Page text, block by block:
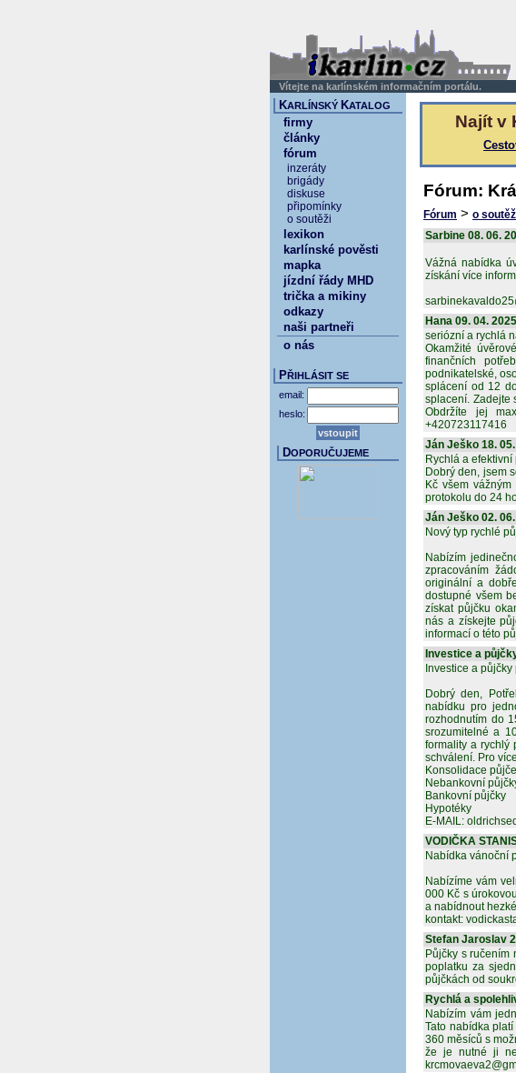
Vítejte na karlínském informačním portálu.
Najít v
Fórum:
Fórum > o
Sarbine 08. 06.
Vážná nabídka
získání více
Hana 09. 04.
seriózní a rychlá
Okamžité
finančních
podnikatelské,
splácení od 12
splacení. Zadejte
Obdržíte jej
+420723117416
Ján Ješko 18.
Rychlá a efektivní
Dobrý den, jsem
Kč všem
protokolu do 24
Ján Ješko 02.
Nový typ rychlé
Nabízím
zpracováním
originální a
dostupné všem
získat půjčku
nás a získejte
informací o této
Investice a
Investice a
Dobrý den,
nabídku pro
rozhodnutím do
srozumitelné a
formality a rychlý
schválení. Pro
Konsolidace
Nebankovní
Bankovní půjčky
Hypotéky
E-MAIL:
VODIČKA
Nabídka vánoční
Nabízíme vám
000 Kč s
a nabídnout
kontakt:
Stefan Jaroslav
Půjčky s ručením
poplatku za
půjčkách od
Rychlá a
Nabízím vám
Tato nabídka
360 měsíců s
že je nutné ji
KARLÍNSKÝ KATALOG
firmy
články
fórum
inzeráty
brigády
diskuse
připomínky
o soutěži
lexikon
karlínské pověsti
mapka
jízdní řády MHD
trička a mikiny
odkazy
naši partneři
o nás
PŘIHLÁSIT SE
email:
heslo:
DOPORUČUJEME